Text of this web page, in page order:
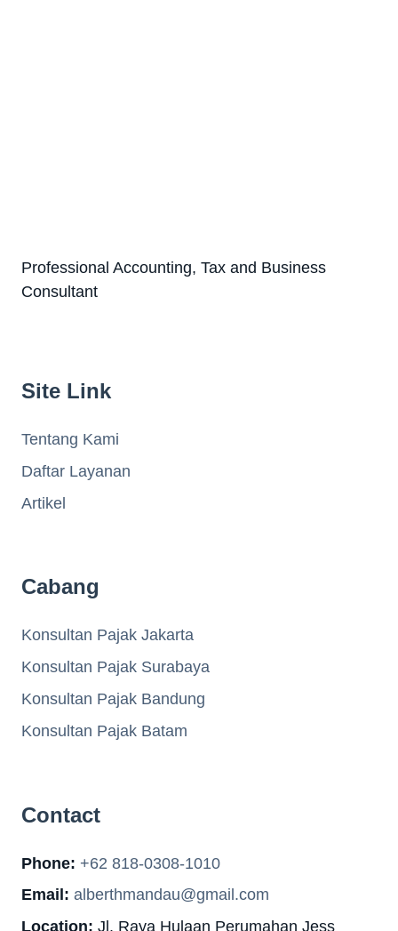
Professional Accounting, Tax and Business
Consultant
Site Link
Tentang Kami
Daftar Layanan
Artikel
Cabang
Konsultan Pajak Jakarta
Konsultan Pajak Surabaya
Konsultan Pajak Bandung
Konsultan Pajak Batam
Contact
Phone: +62 818-0308-1010
Email: alberthmandau@gmail.com
Location: Jl. Raya Hulaan Perumahan Jess